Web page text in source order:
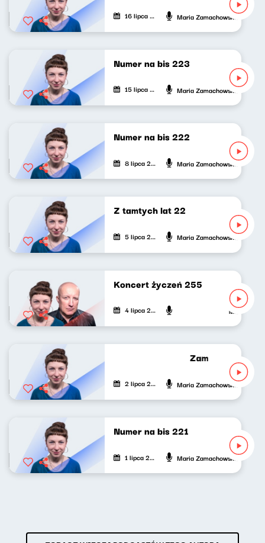
16 lipca 2026 Maria Zamachowska
Numer na bis 223
15 lipca 2026 Maria Zamachowska
Numer na bis 222
8 lipca 2026 Maria Zamachowska
Z tamtych lat 22
5 lipca 2026 Maria Zamachowska
Koncert życzeń 255
4 lipca 2026 Maria
Zamach na
2 lipca 2026 Maria Zamachowska
Numer na bis 221
1 lipca 2026 Maria Zamachowska